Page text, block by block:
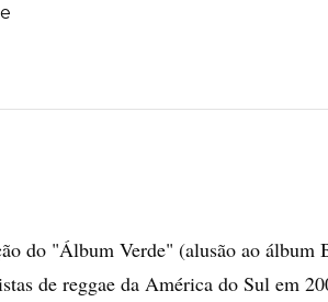
do "Álbum Verde" (alusão ao álbum
de reggae da América do Sul em